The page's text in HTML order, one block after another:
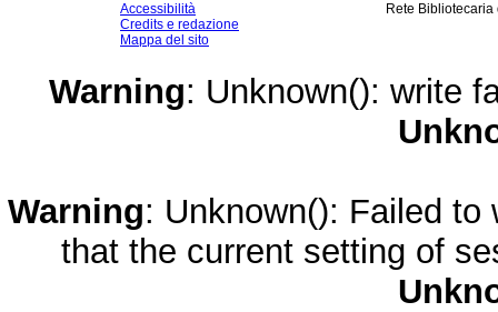
Accessibilità
Credits e redazione
Mappa del sito
Rete
Warning: Unknown(): write
Warning: Unknown(): Failed
that the current setting of